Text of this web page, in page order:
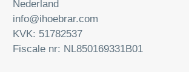
Nederland
info@ihoebrar.com
KVK: 51782537
Fiscale nr: NL850169331B01